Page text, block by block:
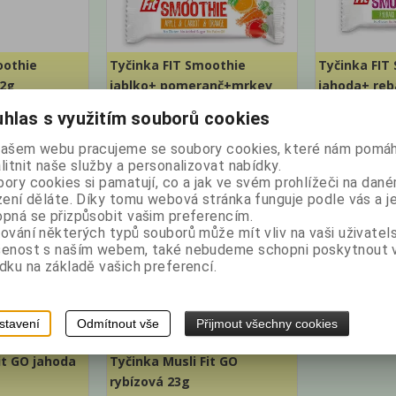
0,032
DPH:13,39 Kč
Kč /0,60 EUR
Koupit
Tyčinka FIT Smoothie
jablko+ pomeranč+mrkev
původu: Česko
000106
Hmotnost:0,032
kg
bez DPH:13,39 Kč
s DPH:15 Kč/0,60 EUR
Koupit
ks
Tyčinka FIT
jahoda+
původu: Česko
kg
GO jahoda
Tyčinka Musli Fit GO
rybízová 23g
s využitím souborů cookies
webu pracujeme se soubory cookies, které nám
naše služby a personalizovat nabídky.
cookies si pamatují, co a jak ve svém prohlížeči na
děláte. Díky tomu webová stránka funguje podle vás a je
se přizpůsobit vašim preferencím.
některých typů souborů může mít vliv na vaši
s naším webem, také nebudeme schopni poskytnout
na základě vašich preferencí.
Odmítnout vše Přijmout všechny cookies